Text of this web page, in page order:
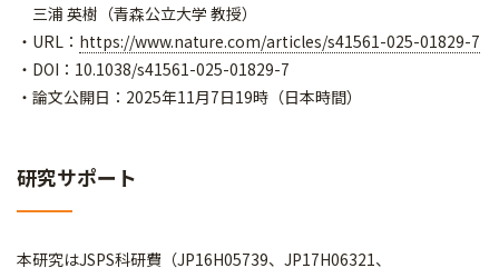
三浦 英樹（青森公立大学 教授）
・URL： https://www.nature.com/articles/s41561-025-01829-7
・DOI：10.1038/s41561-025-01829-7
・論文公開日：2025年11月7日19時（日本時間）
研究サポート
本研究はJSPS科研費（JP16H05739、JP17H06321、